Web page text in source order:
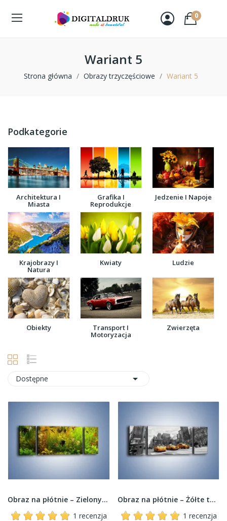
0
Wariant 5
Strona główna Obrazy trzyczęściowe Wariant 5
Podkategorie
Architektura I
Miasta
Grafika I
Reprodukcje
Jedzenie I Napoje
Krajobrazy I
Natura
Kwiaty Ludzie
Obiekty Transport I
Motoryzacja
Zwierzęta
Dostępne 
Obraz na płótnie – Zielony świat ryb –...
1 recenzja
Obraz na płótnie – Żółte taksówki na szarym tle...
1 recenzja